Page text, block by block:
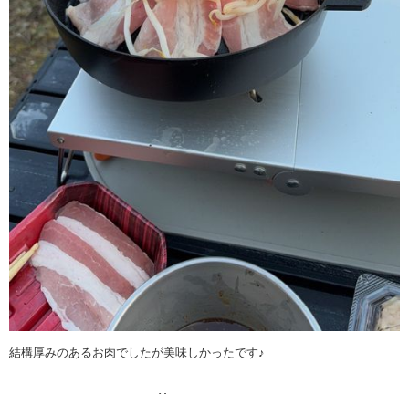
結構厚みのあるお肉でしたが美味しかったです♪